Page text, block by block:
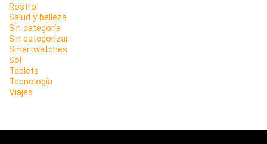
Rostro
Salud y belleza
Sin categoría
Sin categorizar
Smartwatches
Sol
Tablets
Tecnología
Viajes